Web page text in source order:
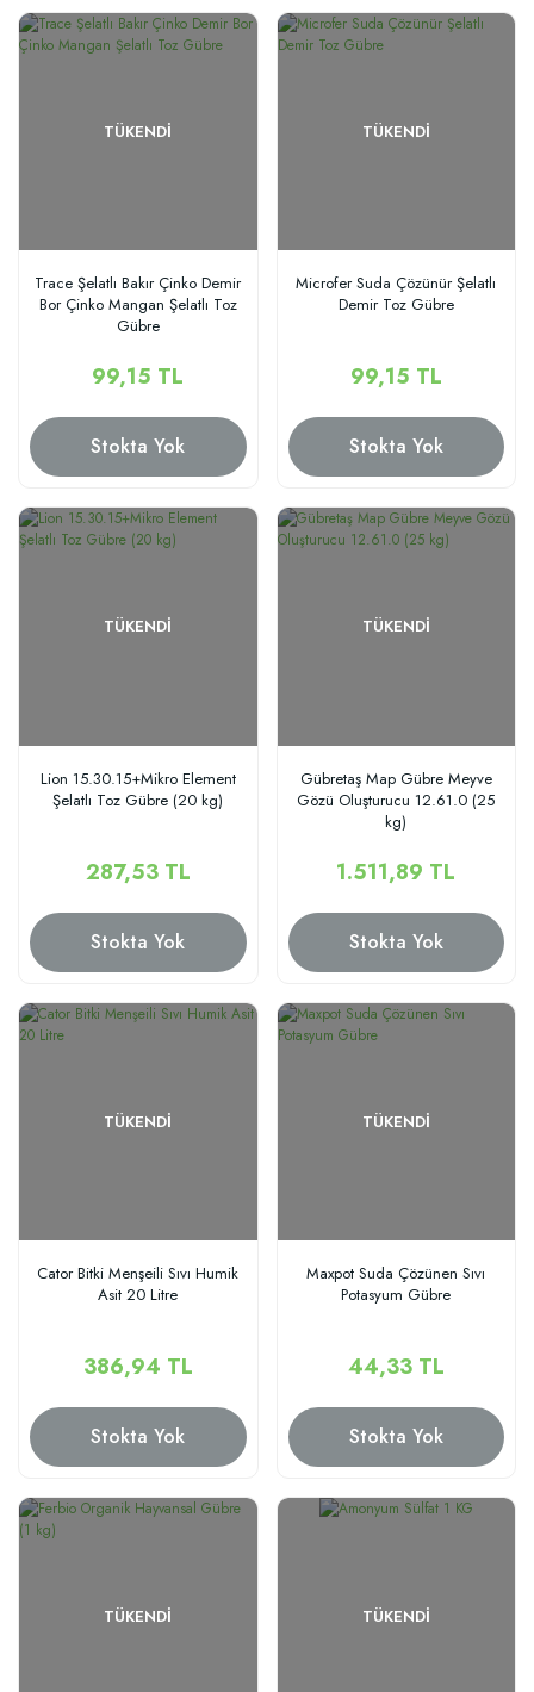
TÜKENDI
Trace Şelatlı Bakır Çinko Demir
Bor Çinko Mangan Şelatlı Toz
Gübre
99,15 TL
Stokta Yok
TÜKENDI
Microfer Suda Çözünür Şelatlı
Demir Toz Gübre
99,15 TL
Stokta Yok
TÜKENDI
Lion 15.30.15+Mikro Element
Şelatlı Toz Gübre (20 kg)
287,53 TL
Stokta Yok
TÜKENDI
Gübretaş Map Gübre Meyve
Gözü Oluşturucu 12.61.0 (25
kg)
1.511,89 TL
Stokta Yok
TÜKENDI
Cator Bitki Menşeili Sıvı Humik
Asit 20 Litre
386,94 TL
Stokta Yok
TÜKENDI
Maxpot Suda Çözünen Sıvı
Potasyum Gübre
44,33 TL
Stokta Yok
TÜKENDI TÜKENDI